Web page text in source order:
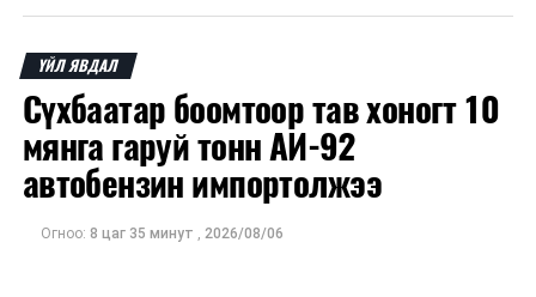
ҮЙЛ ЯВДАЛ
Сүхбаатар боомтоор тав хоногт 10
мянга гаруй тонн АИ-92
автобензин импортолжээ
Огноо: 8 цаг 35 минут , 2026/08/06